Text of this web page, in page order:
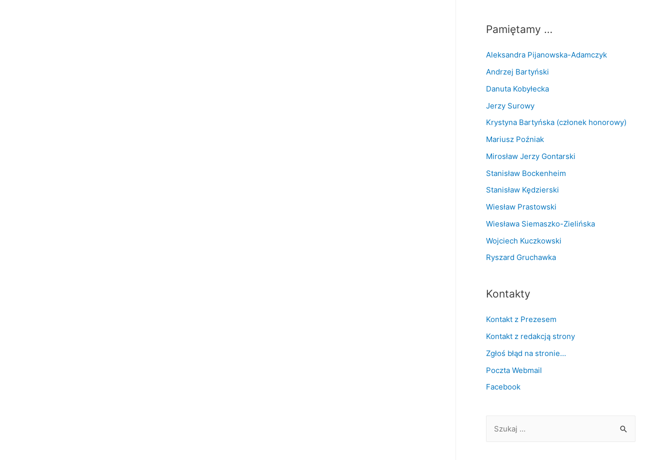
Pamiętamy …
Aleksandra Pijanowska-Adamczyk
Andrzej Bartyński
Danuta Kobyłecka
Jerzy Surowy
Krystyna Bartyńska (członek honorowy)
Mariusz Poźniak
Mirosław Jerzy Gontarski
Stanisław Bockenheim
Stanisław Kędzierski
Wiesław Prastowski
Wiesława Siemaszko-Zielińska
Wojciech Kuczkowski
Ryszard Gruchawka
Kontakty
Kontakt z Prezesem
Kontakt z redakcją strony
Zgłoś błąd na stronie…
Poczta Webmail
Facebook